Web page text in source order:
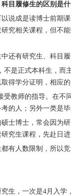
目履修生的区别是
说成是读博士前期
究相关课程，但不
还有研究生、科目
不是正式本科生，
得学分证明，相应
受教师的指导。在
的人；另外一类是
士博士，常会因为
究生课程，先赴日
有人数限制，所以
生，一次是4月入